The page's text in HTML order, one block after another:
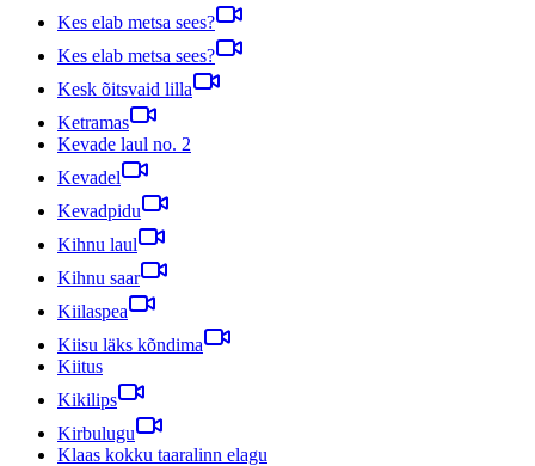
Kes elab metsa sees?
Kes elab metsa sees?
Kesk õitsvaid lilla
Ketramas
Kevade laul no. 2
Kevadel
Kevadpidu
Kihnu laul
Kihnu saar
Kiilaspea
Kiisu läks kõndima
Kiitus
Kikilips
Kirbulugu
Klaas kokku taaralinn elagu